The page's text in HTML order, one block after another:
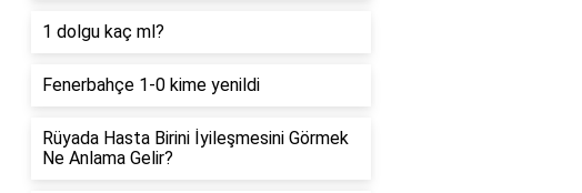
1 dolgu kaç ml?
Fenerbahçe 1-0 kime yenildi
Rüyada Hasta Birini İyileşmesini Görmek
Ne Anlama Gelir?